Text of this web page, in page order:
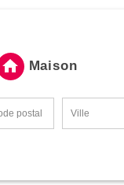
Maison